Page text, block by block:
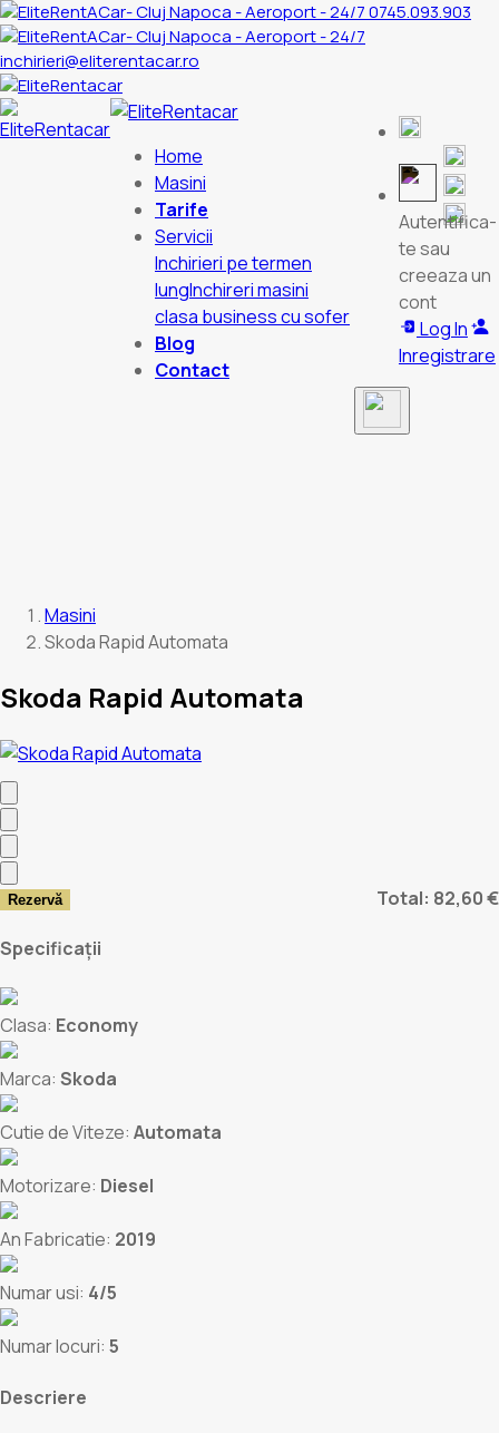
0745.093.903
inchirieri@eliterentacar.ro
Home
Masini
Tarife
Servicii
Inchirieri pe termen
lungInchireri masini
clasa business cu sofer
Blog
Contact
Autentifica-
te sau
creeaza un
cont
Log In
Inregistrare
Masini
Skoda Rapid Automata
Skoda Rapid Automata
Total: 82,60 €
Rezervă
Specificații
Clasa: Economy
Marca: Skoda
Cutie de Viteze: Automata
Motorizare: Diesel
An Fabricatie: 2019
Numar usi: 4/5
Numar locuri: 5
Descriere